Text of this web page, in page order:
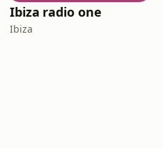
Ibiza radio one
Ibiza